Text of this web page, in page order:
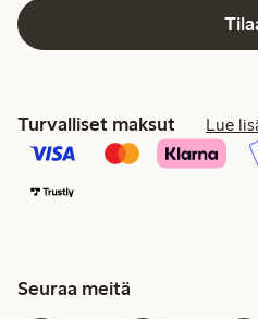
Turvalliset maksut Lue
Seuraa meitä